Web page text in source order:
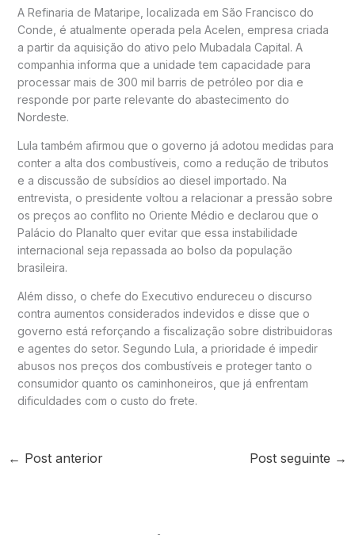
A Refinaria de Mataripe, localizada em São Francisco do
Conde, é atualmente operada pela Acelen, empresa criada
a partir da aquisição do ativo pelo Mubadala Capital. A
companhia informa que a unidade tem capacidade para
processar mais de 300 mil barris de petróleo por dia e
responde por parte relevante do abastecimento do
Nordeste.
Lula também afirmou que o governo já adotou medidas para
conter a alta dos combustíveis, como a redução de tributos
e a discussão de subsídios ao diesel importado. Na
entrevista, o presidente voltou a relacionar a pressão sobre
os preços ao conflito no Oriente Médio e declarou que o
Palácio do Planalto quer evitar que essa instabilidade
internacional seja repassada ao bolso da população
brasileira.
Além disso, o chefe do Executivo endureceu o discurso
contra aumentos considerados indevidos e disse que o
governo está reforçando a fiscalização sobre distribuidoras
e agentes do setor. Segundo Lula, a prioridade é impedir
abusos nos preços dos combustíveis e proteger tanto o
consumidor quanto os caminhoneiros, que já enfrentam
dificuldades com o custo do frete.
← Post anterior Post seguinte →